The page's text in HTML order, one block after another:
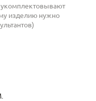
изделию нужно